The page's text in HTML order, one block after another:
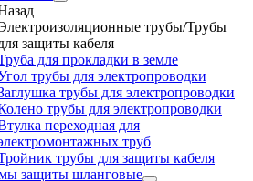
трубы/Трубы
защиты кабеля
для прокладки в земле
трубы для электропроводки
трубы для электропроводки
трубы для электропроводки
переходная для
труб
трубы для защиты кабеля
защиты шланговые